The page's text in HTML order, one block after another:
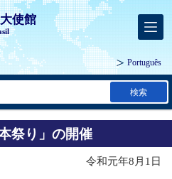
使館
Português
検索
祭り」の開催
令和元年8月1日